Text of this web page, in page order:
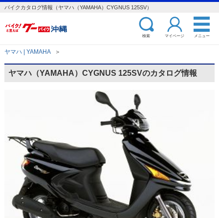
バイクカタログ情報（ヤマハ（YAMAHA）CYGNUS 125SV）
検索 マイページ メニュー
ヤマハ | YAMAHA ＞
ヤマハ（YAMAHA）CYGNUS 125SVのカタログ情報